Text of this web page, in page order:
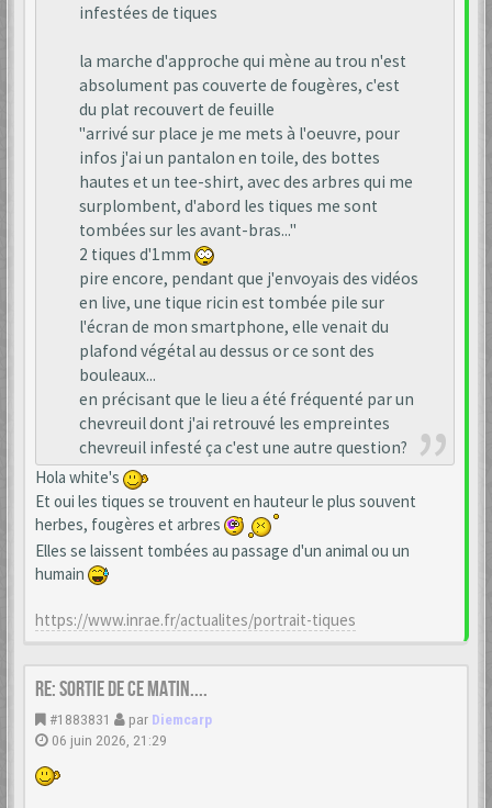
infestées de tiques
la marche d'approche qui mène au trou n'est
absolument pas couverte de fougères, c'est
du plat recouvert de feuille
"arrivé sur place je me mets à l'oeuvre, pour
infos j'ai un pantalon en toile, des bottes
hautes et un tee-shirt, avec des arbres qui me
surplombent, d'abord les tiques me sont
tombées sur les avant-bras..."
2 tiques d'1mm
pire encore, pendant que j'envoyais des vidéos
en live, une tique ricin est tombée pile sur
l'écran de mon smartphone, elle venait du
plafond végétal au dessus or ce sont des
bouleaux...
en précisant que le lieu a été fréquenté par un
chevreuil dont j'ai retrouvé les empreintes
chevreuil infesté ça c'est une autre question?
Hola white's
Et oui les tiques se trouvent en hauteur le plus souvent
herbes, fougères et arbres
Elles se laissent tombées au passage d'un animal ou un
humain
https://www.inrae.fr/actualites/portrait-tiques
Re: Sortie de ce matin....
#1883831 par Diemcarp
06 juin 2026, 21:29